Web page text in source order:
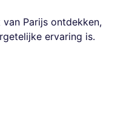
Parijs ontdekken,
ervaring is.